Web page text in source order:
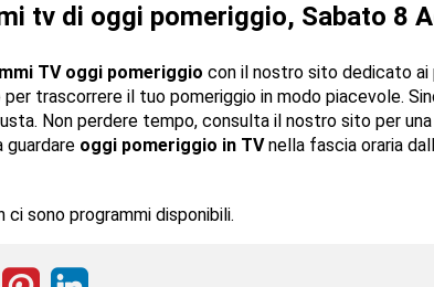
tv di oggi pomeriggio, Sabato 8
TV oggi pomeriggio con il nostro sito dedicato ai
trascorrere il tuo pomeriggio in modo piacevole.
Non perdere tempo, consulta il nostro sito per
guardare oggi pomeriggio in TVnella fascia oraria
ci sono programmi disponibili.